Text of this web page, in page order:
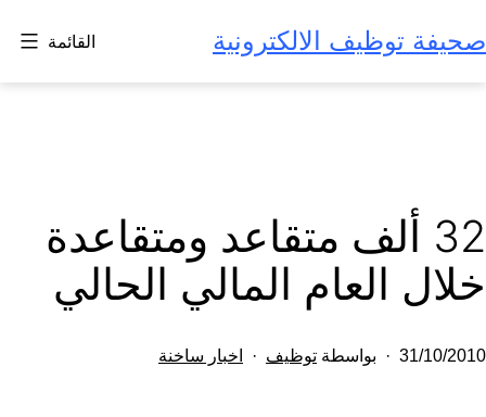
إلى
المحتوى
صحيفة توظيف الالكترونية القائمة
32 ألف متقاعد ومتقاعدة
خلال العام المالي الحالي
تم
31/10/2010 بواسطة توظيف
مصنف
اخبار ساخنة